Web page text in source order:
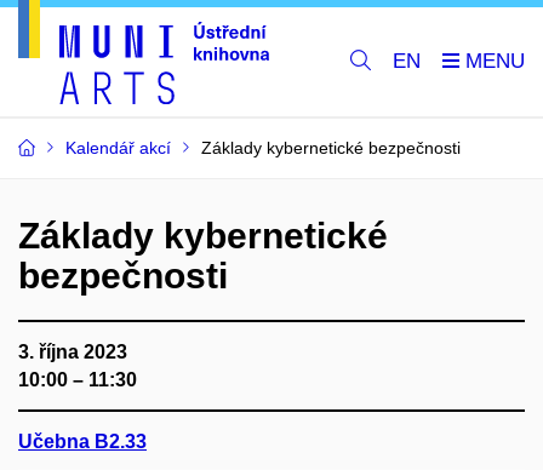
EN
Kalendář akcí Základy kybernetické bezpečnosti
Základy kybernetické
bezpečnosti
3. října 2023
10:00 – 11:30
Učebna B2.33